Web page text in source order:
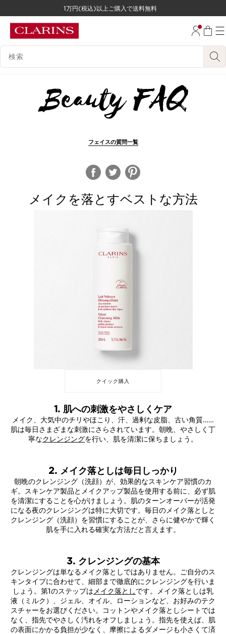
コンテンツへ移動
1万円(税込)以上ご購入で送料無料
検索候補
フェイスの質問一覧
メイクを落とすベストな方法
クイック購入
1. 肌への刺激をやさしくケア
メイク、大気中のチリやほこり、汗、過剰な皮脂、古い角質……
肌は毎日さまざまな刺激にさらされています。朝晩、やさしく丁
寧なクレンジングを行い、肌を清潔に保ちましょう。
2. メイク落としは毎日しっかり
朝晩のクレンジング（洗顔）が、効果的なスキンケア習慣のカ
ギ。スキンケア製品とメイクアップ製品を使用する前に、必ず肌
を清潔にすることを心がけましょう。肌のターンオーバーが活発
になる夜のクレンジングは特に大切です。毎日のメイク落としと
クレンジング（洗顔）を習慣にすることが、さらに健やかで輝く
肌を手に入れる確実な方法だと言えます。
3. クレンジングの基本
クレンジングは単なるメイク落としではありません。ご自分のス
キンタイプに合わせて、細部まで徹底的にクレンジングを行いま
しょう。第1のステップは メイク落としです。メイク落としは乳
液（ミルク）、ジェル、オイル、ローションなど、お好みのテク
スチャーをお選びください。コットンやメイク落としシートでは
なく、指先でやさしく汚れをオフしましょう。指先を使えば、肌
の表面にかかる負担が少なく、摩擦によるダメージも小さくて済